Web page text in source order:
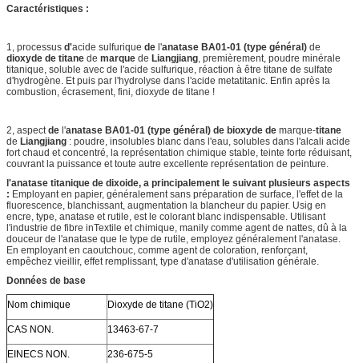
Caractéristiques :
1, processus d'acide sulfurique de l'anatase BA01-01 (type général) de
dioxyde de titane de marque de Liangjiang, premièrement, poudre minérale
titanique, soluble avec de l'acide sulfurique, réaction à être titane de sulfate
d'hydrogène. Et puis par l'hydrolyse dans l'acide metatitanic. Enfin après la
combustion, écrasement, fini, dioxyde de titane !
2, aspectde l'anatase BA01-01 (type général) de bioxyde de marque-titane
de Liangjiang : poudre, insolubles blanc dans l'eau, solubles dans l'alcali acide
fort chaud et concentré, la représentation chimique stable, teinte forte réduisant,
couvrant la puissance et toute autre excellente représentation de peinture.
l'anatase titanique de dixoide, a principalement le suivant plusieurs aspects
: Employant en papier, généralement sans préparation de surface, l'effet de la
fluorescence, blanchissant, augmentation la blancheur du papier. Usig en
encre, type, anatase et rutile, est le colorant blanc indispensable. Utilisant
l'industrie de fibre inTextile et chimique, manily comme agent de nattes, dû à la
douceur de l'anatase que le type de rutile, employez généralement l'anatase.
En employant en caoutchouc, comme agent de coloration, renforçant,
empêchez vieillir, effet remplissant, type d'anatase d'utilisation générale.
Données de base
Nom chimique Dioxyde de titane (TiO2)
CAS NON. 13463-67-7
EINECS NON. 236-675-5